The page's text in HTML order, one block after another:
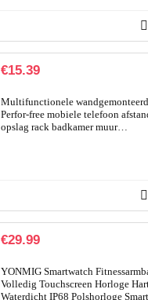
€15.39
Multifunctionele
Perfor-free mobiele telefoon
opslag rack badkamer muur…
€29.99
YONMIG Smartwatch
Volledig Touchscreen Horloge
Waterdicht IP68 Polshorloge